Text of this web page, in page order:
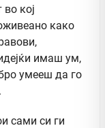
кој
како
имаш ум,
умееш да го
сами си ги